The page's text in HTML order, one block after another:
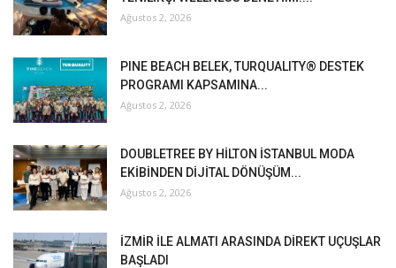
Ağustos 2, 2026
PINE BEACH BELEK, TURQUALITY® DESTEK
PROGRAMI KAPSAMINA...
Ağustos 2, 2026
DOUBLETREE BY HİLTON İSTANBUL MODA
EKİBİNDEN DİJİTAL DÖNÜŞÜM...
Ağustos 2, 2026
İZMİR İLE ALMATI ARASINDA DİREKT UÇUŞLAR
BAŞLADI